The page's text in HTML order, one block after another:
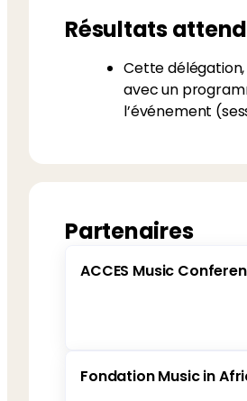
Résultats
Cette délégation,
avec un
l’événement
Partenaires
ACCES Music
Fondation Music in